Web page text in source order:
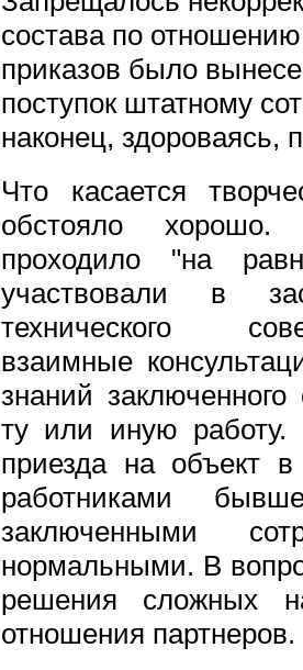
состава по
приказов было
поступок штатному
наконец, здороваясь,
Что касается
обстояло
проходило "на
участвовали в
технического
взаимные
знаний
ту или иную работу.
приезда на объект
работниками
заключенными
нормальными. В
решения сложных
отношения партнеров.